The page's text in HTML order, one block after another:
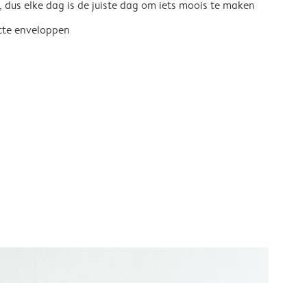
elke dag is de juiste dag om iets moois te maken
enveloppen